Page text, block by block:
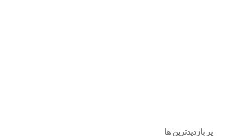
پر بازدیدترین ها